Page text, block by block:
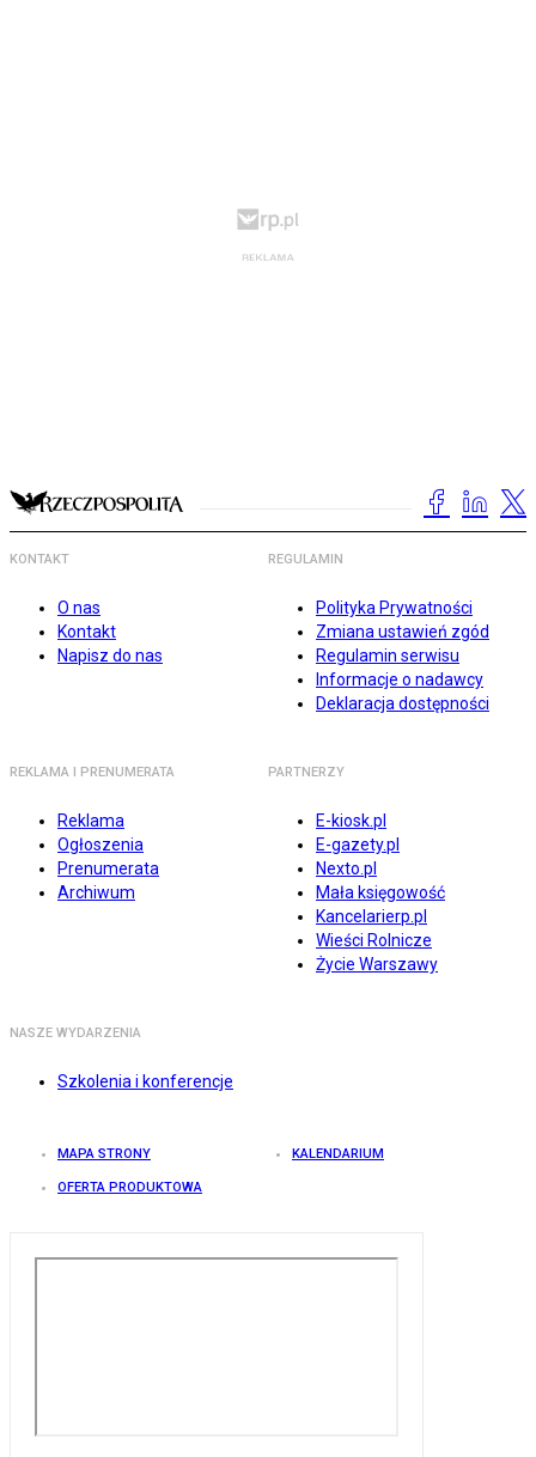
KONTAKT
O nas
Kontakt
Napisz do nas
REGULAMIN
Polityka Prywatności
Zmiana ustawień zgód
Regulamin serwisu
Informacje o nadawcy
Deklaracja dostępności
REKLAMA I PRENUMERATA
Reklama
Ogłoszenia
Prenumerata
Archiwum
PARTNERZY
E-kiosk.pl
E-gazety.pl
Nexto.pl
Mała księgowość
Kancelarierp.pl
Wieści Rolnicze
Życie Warszawy
NASZE WYDARZENIA
Szkolenia i konferencje
MAPA STRONY KALENDARIUM
OFERTA PRODUKTOWA